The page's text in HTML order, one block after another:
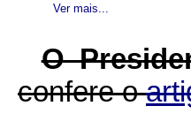
Ver mais...
O
confere o